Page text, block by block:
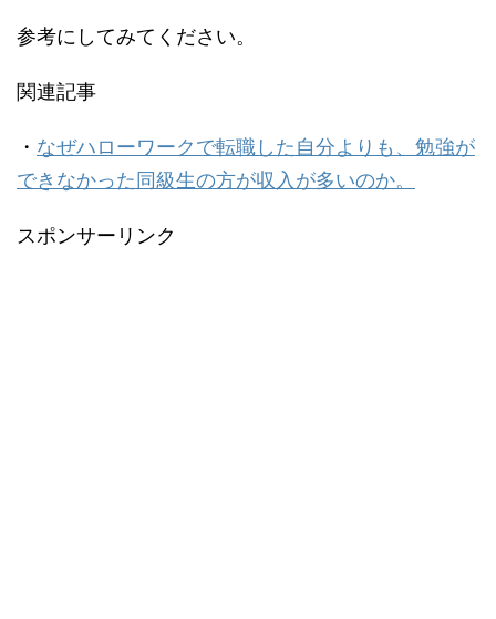
参考にしてみてください。
関連記事
・ なぜハローワークで転職した自分よりも、勉強が
できなかった同級生の方が収入が多いのか。
スポンサーリンク